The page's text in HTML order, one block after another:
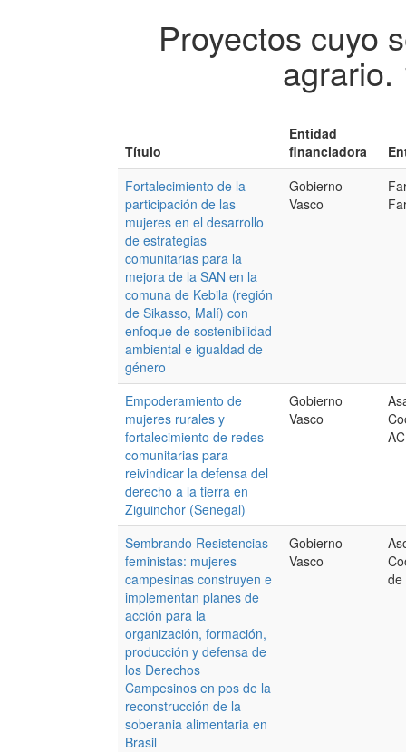
Proyectos cuyo
agrario.
Título
Entidad
financiadora
Fortalecimiento de la
participación de las
mujeres en el desarrollo
de estrategias
comunitarias para la
mejora de la SAN en la
comuna de Kebila (región
de Sikasso, Malí) con
enfoque de sostenibilidad
ambiental e igualdad de
género
Gobierno
Vasco
Empoderamiento de
mujeres rurales y
fortalecimiento de redes
comunitarias para
reivindicar la defensa del
derecho a la tierra en
Ziguinchor (Senegal)
Gobierno
Vasco
Sembrando Resistencias
feministas: mujeres
campesinas construyen e
implementan planes de
acción para la
organización, formación,
producción y defensa de
los Derechos
Campesinos en pos de la
reconstrucción de la
soberania alimentaria en
Brasil
Gobierno
Vasco
de